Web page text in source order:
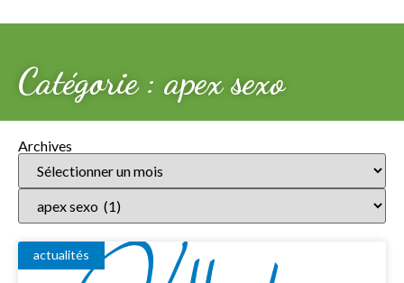
Catégorie : apex sexo
Archives
actualités